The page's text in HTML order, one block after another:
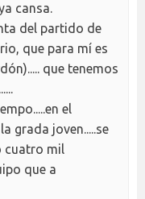
cansa.
del partido de
que para mí es
que tenemos
el
grada joven.....se
cuatro mil
que a